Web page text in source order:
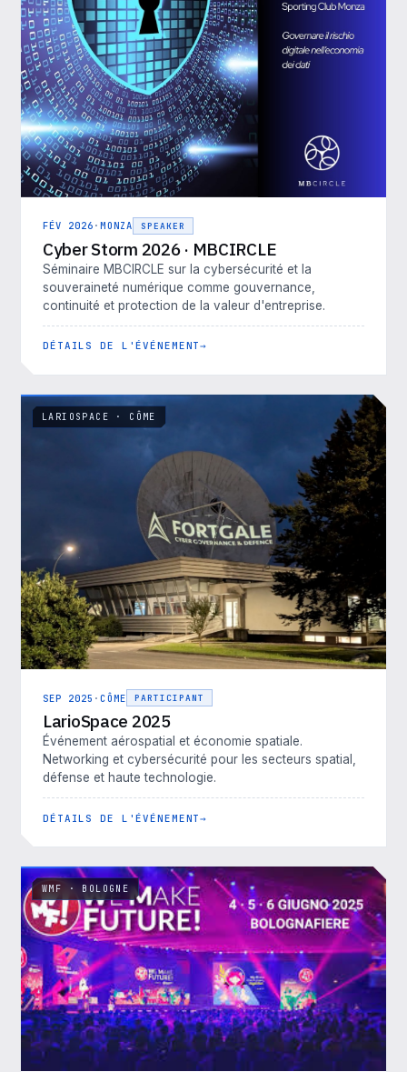
FÉV 2026 ·MONZA SPEAKER
Cyber Storm 2026 · MBCIRCLE
Séminaire MBCIRCLE sur la cybersécurité et la
souveraineté numérique comme gouvernance,
continuité et protection de la valeur d'entreprise.
DÉTAILS DE L'ÉVÉNEMENT
LARIOSPACE · CÔME
SEP 2025 ·CÔME PARTICIPANT
LarioSpace 2025
Événement aérospatial et économie spatiale.
Networking et cybersécurité pour les secteurs spatial,
défense et haute technologie.
DÉTAILS DE L'ÉVÉNEMENT
WMF · BOLOGNE